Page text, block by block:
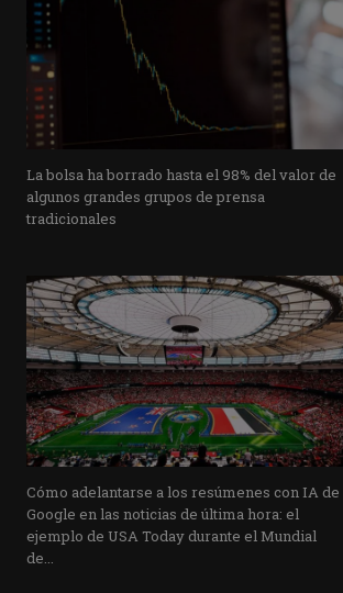
La bolsa ha borrado hasta el 98% del valor de
algunos grandes grupos de prensa
tradicionales
Cómo adelantarse a los resúmenes con IA de
Google en las noticias de última hora: el
ejemplo de USA Today durante el Mundial
de...